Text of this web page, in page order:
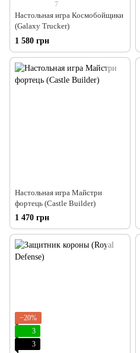
7
Настольная игра Космобойщики
(Galaxy Trucker)
1 580 грн
Настольная игра Майстри
фортець (Castle Builder)
1 470 грн
−20%
3
3